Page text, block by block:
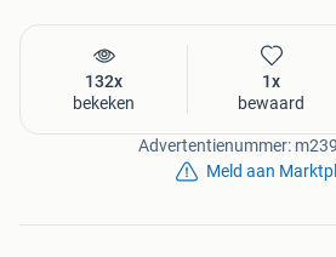
132x
bekeken
1x
bewaard
Advertentienummer:
Meld aan